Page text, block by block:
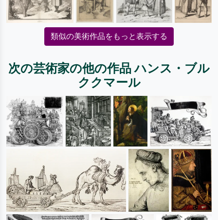
類似の美術作品をもっと表示する
次の芸術家の他の作品 ハンス・ブル
ククマール